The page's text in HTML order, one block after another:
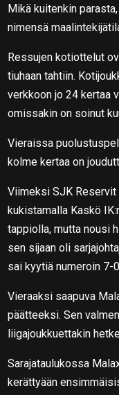
Mikä kuitenkin
nimensä
Ressujen kotiottelut
tiuhaan tahtiin.
verkkoon jo 24 kertaa
omissakin on soinut
Vieraissa
kolme kertaa on
Viimeksi SJK
kukistamalla Kaskö
tappiolla, mutta nousi
sen sijaan oli
sai kyytiä numeroin 7-
Vieraaksi saapuva
päätteeksi. Sen
liigajoukkuettakin
Sarajataulukossa
kerättyään